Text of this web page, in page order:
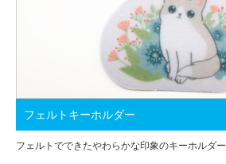
フェルトキーホルダー
フェルトでできたやわらかな印象のキーホルダー